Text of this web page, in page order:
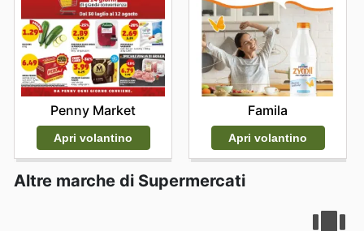
Penny Market
Apri volantino
Famila
Apri volantino
Altre marche di Supermercati